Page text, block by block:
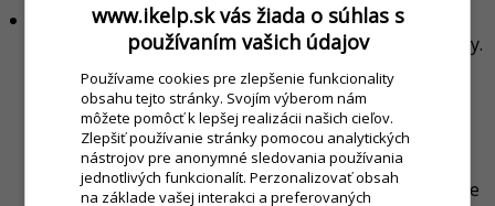
Pred kliknutím na tlačidloUkončiť predaj, je možné
rozhodnúť o spôsobe vyúčtovania na jednotlivé osoby.
Vyúčtovanie naraz, kliknutím na tlačidlo
predaj. Ak sa počas účtovania delili položky na
jednotlivé osoby, vytlačí sa doklad na všetky
položky, ale na doklade sa zobrazí skrátený rozpis
na jednotlivé osoby.
Ak sa počas objednávania delili položky na osoby je
www.ikelp.sk vás žiada o súhlas s
používaním vašich údajov
Používame cookies pre zlepšenie funkcionality
obsahu tejto stránky. Svojím výberom nám
môžete pomôcť k lepšej realizácii našich cieľov.
Zlepšiť používanie stránky pomocou analytických
nástrojov pre anonymné sledovania používania
jednotlivých funkcionalít. Perzonalizovať obsah
na základe vašej interakci a preferovaných